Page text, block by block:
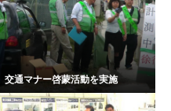
交通マナー啓蒙活動を実施